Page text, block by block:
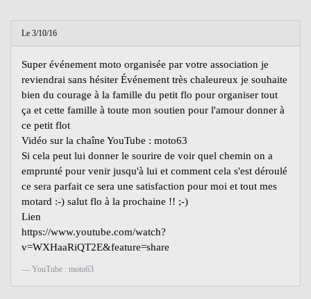
Le 3/10/16
Super événement moto organisée par votre association je
reviendrai sans hésiter Événement très chaleureux je souhaite
bien du courage à la famille du petit flo pour organiser tout
ça et cette famille à toute mon soutien pour l'amour donner à
ce petit flot
Vidéo sur la chaîne YouTube : moto63
Si cela peut lui donner le sourire de voir quel chemin on a
emprunté pour venir jusqu'à lui et comment cela s'est déroulé
ce sera parfait ce sera une satisfaction pour moi et tout mes
motard :-) salut flo à la prochaine !! ;-)
Lien
https://www.youtube.com/watch?
v=WXHaaRiQT2E&feature=share
YouTube : moto63